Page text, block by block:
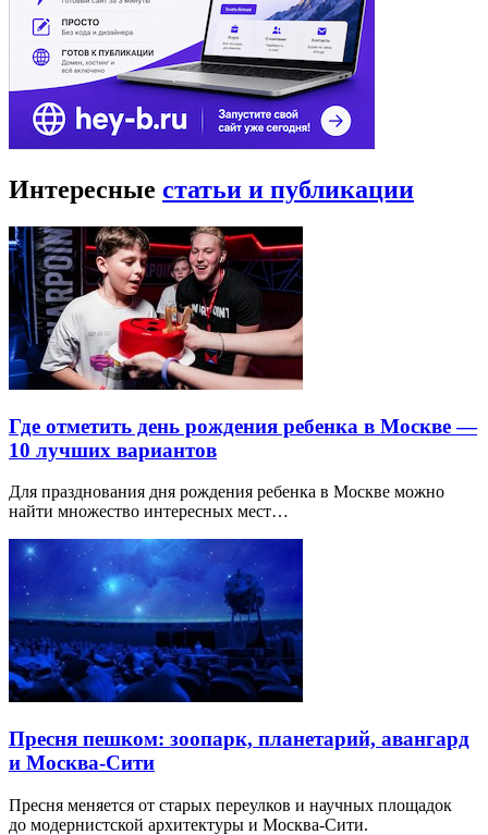
Интересные статьи и публикации
Где отметить день рождения ребенка в Москве —
10 лучших вариантов
Для празднования дня рождения ребенка в Москве можно
найти множество интересных мест…
Пресня пешком: зоопарк, планетарий, авангард
и Москва-Сити
Пресня меняется от старых переулков и научных площадок
до модернистской архитектуры и Москва-Сити.